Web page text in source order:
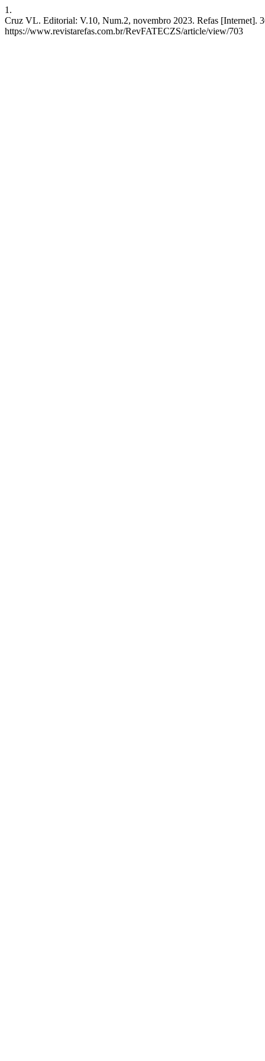
1.
Cruz VL. Editorial: V.10, Num.2, novembro 2023. Refas [Internet].
https://www.revistarefas.com.br/RevFATECZS/article/view/703